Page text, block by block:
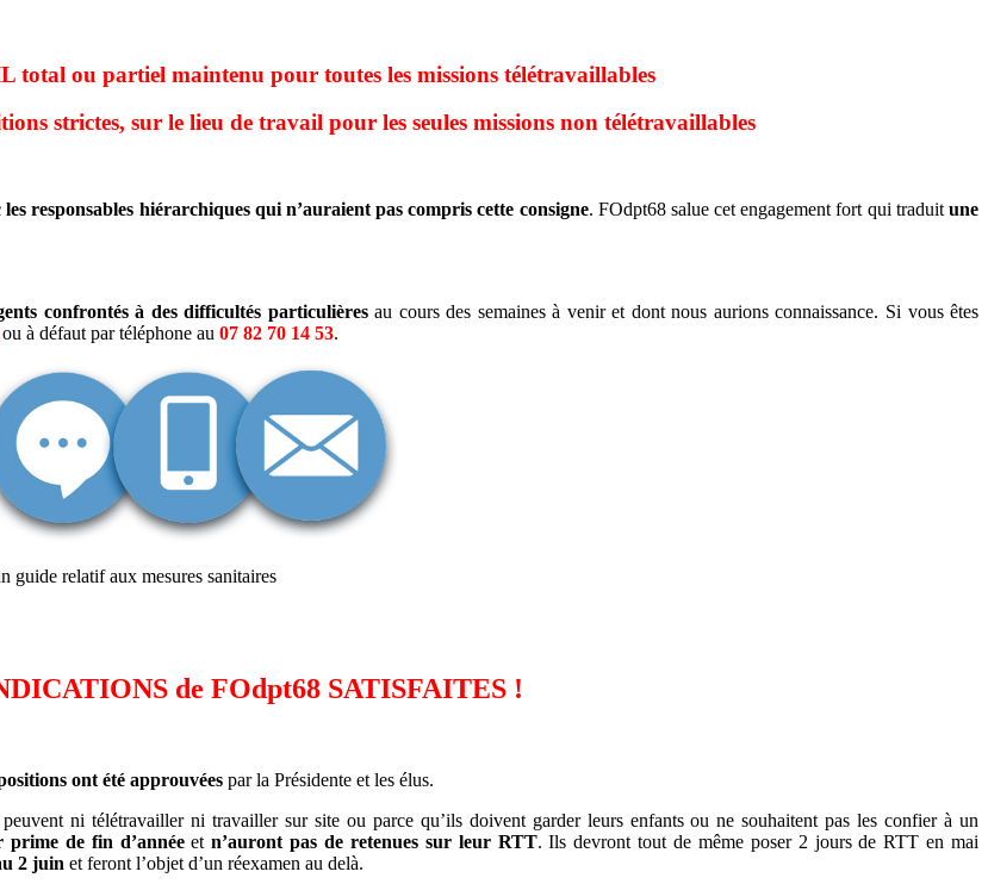
ou partiel maintenu pour toutes les missions télétravaillables
strictes, sur le lieu de travail pour les seules missions non télétravaillables
responsables hiérarchiques qui n’auraient pas compris cette consigne. FOdpt68 salue cet engagement fort qui traduitune
confrontés à des difficultés particulièresau cours des semaines à venir et dont nous aurions connaissance. Si vous êtes
ou à défaut par téléphone au 07 82 70 14 53.
guide relatif aux mesures sanitaires
de FOdpt68 SATISFAITES !
ont été approuvées par la Présidente et les élus.
ni télétravailler ni travailler sur site ou parce qu’ils doivent garder leurs enfants ou ne souhaitent pas les confier à un
prime de fin d’annéeet n’auront pas de retenues sur leur RTT. Ils devront tout de même poser 2 jours de RTT en mai
2 juin et feront l’objet d’un réexamen au delà.